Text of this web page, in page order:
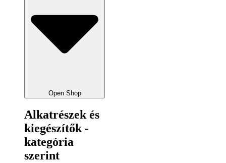
Open Shop
Alkatrészek és
kiegészítők -
kategória
szerint